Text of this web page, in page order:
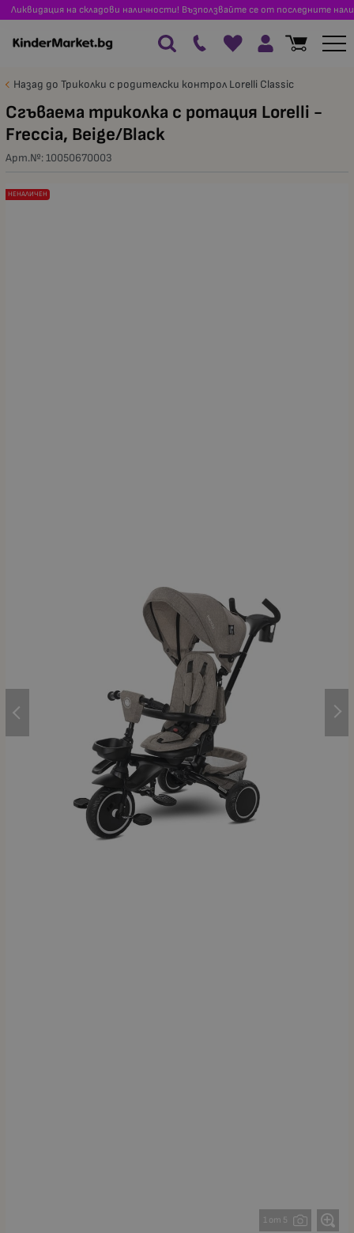
Ликвидация на складови наличности! Възползвайте се от последните
Назад до Триколки с родителски контрол Lorelli Classic
Сгъваема триколка с ротация Lorelli -
Freccia, Beige/Black
Арт.№:10050670003
1 от 5
НЕНАЛИЧЕН